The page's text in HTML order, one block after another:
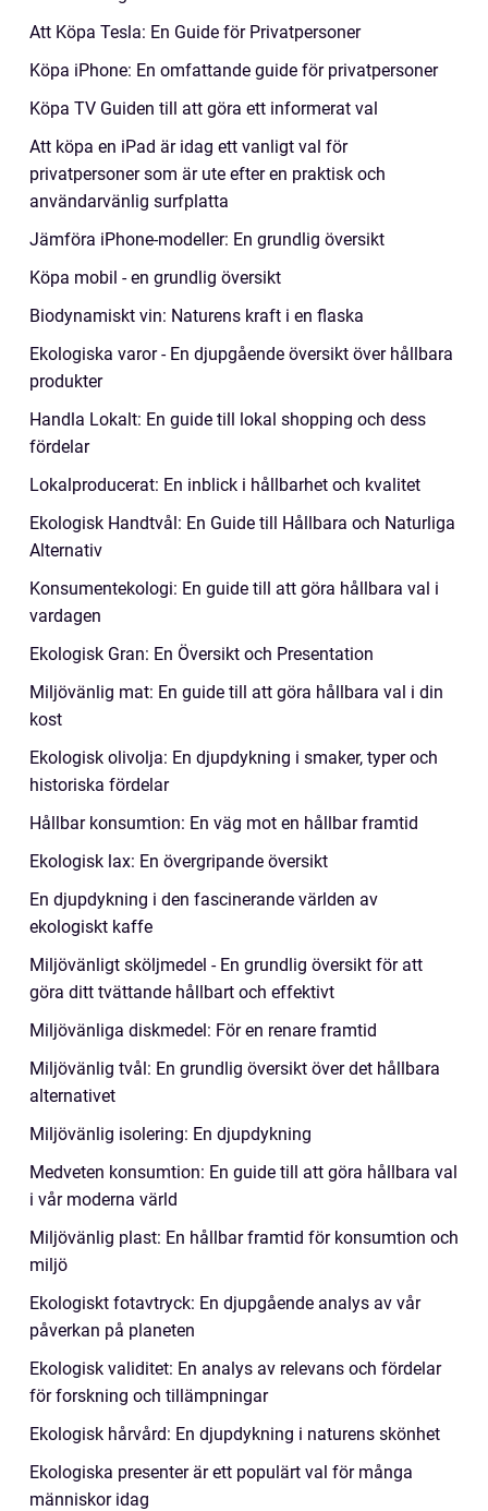
Att Köpa Tesla: En Guide för Privatpersoner
Köpa iPhone: En omfattande guide för privatpersoner
Köpa TV Guiden till att göra ett informerat val
Att köpa en iPad är idag ett vanligt val för
privatpersoner som är ute efter en praktisk och
användarvänlig surfplatta
Jämföra iPhone-modeller: En grundlig översikt
Köpa mobil - en grundlig översikt
Biodynamiskt vin: Naturens kraft i en flaska
Ekologiska varor - En djupgående översikt över hållbara
produkter
Handla Lokalt: En guide till lokal shopping och dess
fördelar
Lokalproducerat: En inblick i hållbarhet och kvalitet
Ekologisk Handtvål: En Guide till Hållbara och Naturliga
Alternativ
Konsumentekologi: En guide till att göra hållbara val i
vardagen
Ekologisk Gran: En Översikt och Presentation
Miljövänlig mat: En guide till att göra hållbara val i din
kost
Ekologisk olivolja: En djupdykning i smaker, typer och
historiska fördelar
Hållbar konsumtion: En väg mot en hållbar framtid
Ekologisk lax: En övergripande översikt
En djupdykning i den fascinerande världen av
ekologiskt kaffe
Miljövänligt sköljmedel - En grundlig översikt för att
göra ditt tvättande hållbart och effektivt
Miljövänliga diskmedel: För en renare framtid
Miljövänlig tvål: En grundlig översikt över det hållbara
alternativet
Miljövänlig isolering: En djupdykning
Medveten konsumtion: En guide till att göra hållbara val
i vår moderna värld
Miljövänlig plast: En hållbar framtid för konsumtion och
miljö
Ekologiskt fotavtryck: En djupgående analys av vår
påverkan på planeten
Ekologisk validitet: En analys av relevans och fördelar
för forskning och tillämpningar
Ekologisk hårvård: En djupdykning i naturens skönhet
Ekologiska presenter är ett populärt val för många
människor idag